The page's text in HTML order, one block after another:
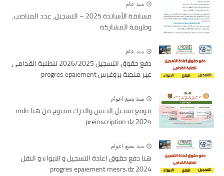
منذ عام
مسابقة الأساتذة 2025 – التسجيل، عدد المناصب،
وطريقة المشاركة
منذ عام
دفع حقوق التسجيل 2026/2025 للطلبة القدامى
عبر منصة بروغرس progres epaiement
منذ بضع اعوام
موقع تسجيل الجيش والدرك مفتوح من هنا mdn
preinscription dz 2024
منذ بضع اعوام
هنا دفع حقوق اعادة التسجيل و الايواء و النقل
2024 progres epaiement mesrs.dz